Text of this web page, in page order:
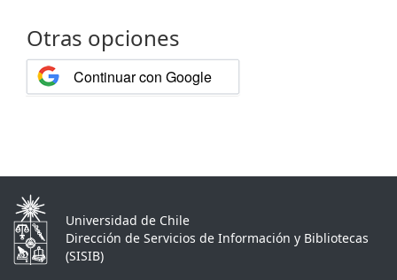
Otras opciones
Continuar con Google
Universidad de Chile
Dirección de Servicios de Información y Bibliotecas
(SISIB)